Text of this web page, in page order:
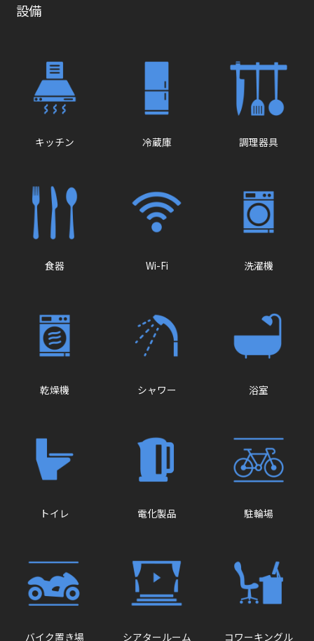
設備
キッチン 冷蔵庫 調理器具
食器 Wi-Fi 洗濯機
乾燥機 シャワー 浴室
トイレ 電化製品 駐輪場
バイク置き場 シアタールーム コワーキングル